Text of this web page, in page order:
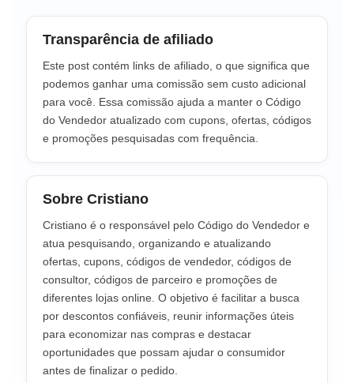
Transparência de afiliado
Este post contém links de afiliado, o que significa que
podemos ganhar uma comissão sem custo adicional
para você. Essa comissão ajuda a manter o Código
do Vendedor atualizado com cupons, ofertas, códigos
e promoções pesquisadas com frequência.
Sobre Cristiano
Cristiano é o responsável pelo Código do Vendedor e
atua pesquisando, organizando e atualizando
ofertas, cupons, códigos de vendedor, códigos de
consultor, códigos de parceiro e promoções de
diferentes lojas online. O objetivo é facilitar a busca
por descontos confiáveis, reunir informações úteis
para economizar nas compras e destacar
oportunidades que possam ajudar o consumidor
antes de finalizar o pedido.